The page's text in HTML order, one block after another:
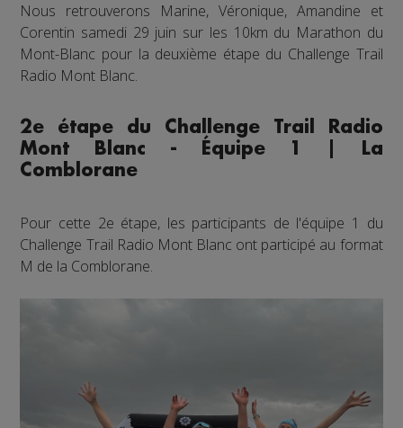
Nous retrouverons Marine, Véronique, Amandine et
Corentin samedi 29 juin sur les 10km du Marathon du
Mont-Blanc pour la deuxième étape du Challenge Trail
Radio Mont Blanc.
2e étape du Challenge Trail Radio
Mont Blanc - Équipe 1 | La
Comblorane
Pour cette 2e étape, les participants de l'équipe 1 du
Challenge Trail Radio Mont Blanc ont participé au format
M de la Comblorane.